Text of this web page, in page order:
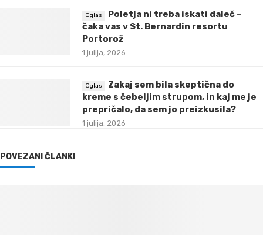
Poletja ni treba iskati daleč –
čaka vas v St. Bernardin resortu
Portorož
1 julija, 2026
Zakaj sem bila skeptična do
kreme s čebeljim strupom, in kaj me je
prepričalo, da sem jo preizkusila?
1 julija, 2026
POVEZANI ČLANKI